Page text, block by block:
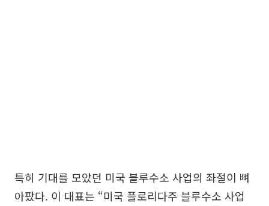
특히 기대를 모았던 미국 블루수소 사업의 좌절이 뼈
아팠다. 이 대표는 “미국 플로리다주 블루수소 사업